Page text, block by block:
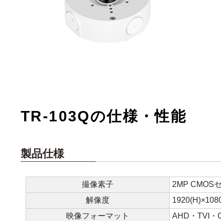
TR-103Qの仕様・性能
製品仕様
撮像素子
2MP CMOS
解像度
映像フォーマット
AHD・TVI・